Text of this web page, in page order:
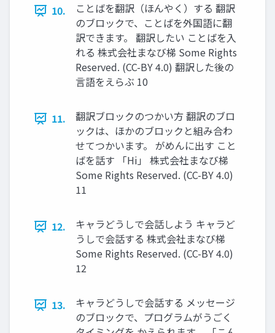
10.
ことばを翻訳（ほんやく）する 翻訳
のブロックで、ことばを外国語に翻
訳できます。 翻訳したい ことばを入
れる 株式会社まなび梯 Some Rights
Reserved. (CC-BY 4.0) 翻訳した後の
言語をえらぶ 10
11.
翻訳ブロックのつかい方 翻訳のブロ
ックは、ほかのブロックと組み合わ
せてつかいます。 がめんに出す こと
ばを話す 「Hi」 株式会社まなび梯
Some Rights Reserved. (CC-BY 4.0)
11
12.
キャラどうしで会話しよう キャラど
うしで会話する 株式会社まなび梯
Some Rights Reserved. (CC-BY 4.0)
12
13.
キャラどうしで会話する メッセージ
のブロックで、プログラムがうごく